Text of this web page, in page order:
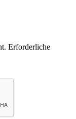
Erforderliche